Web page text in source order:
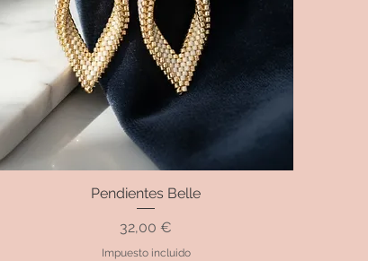
Vista rápida
Pendientes Belle
Precio
32,00 €
Impuesto incluido